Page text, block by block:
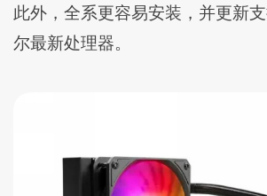
此外，全系更容易安装，并更新
尔最新处理器。